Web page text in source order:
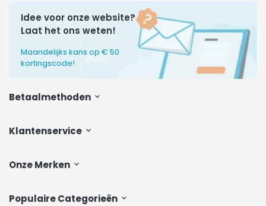
Klantenservice
Onze Merken
Populaire Categorieën
Idee voor onze website?
Laat het ons weten!
Maandelijks kans op € 50
kortingscode!
Betaalmethoden